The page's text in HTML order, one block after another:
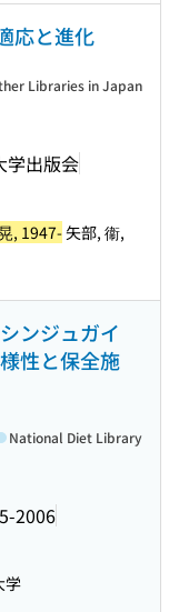
応と進化
学出版会
Libraries in Japan
, 1947-矢部, 衞,
ンジュガイ
性と保全施
2006
National Diet Library
学